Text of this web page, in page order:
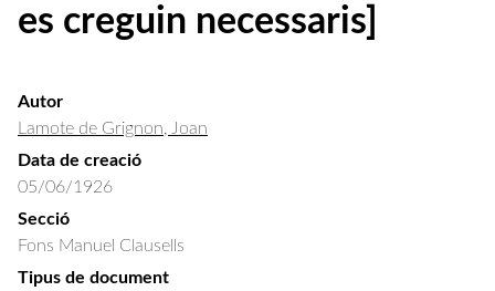
es creguin necessaris]
Autor
Lamote de Grignon, Joan
Data de creació
05/06/1926
Secció
Fons Manuel Clausells
Tipus de document